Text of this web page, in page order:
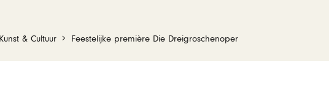
& Cultuur Feestelijke première Die Dreigroschenoper